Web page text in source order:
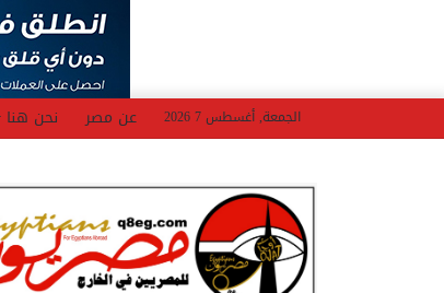
الجمعة, أغسطس 7 2026 عن مصر نحن هنا